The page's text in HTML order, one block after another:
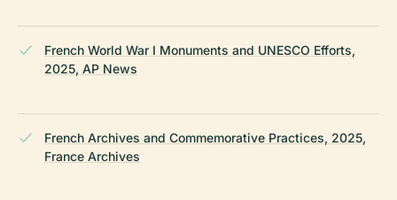
French World War I Monuments and UNESCO Efforts,
2025, AP News
French Archives and Commemorative Practices, 2025,
France Archives